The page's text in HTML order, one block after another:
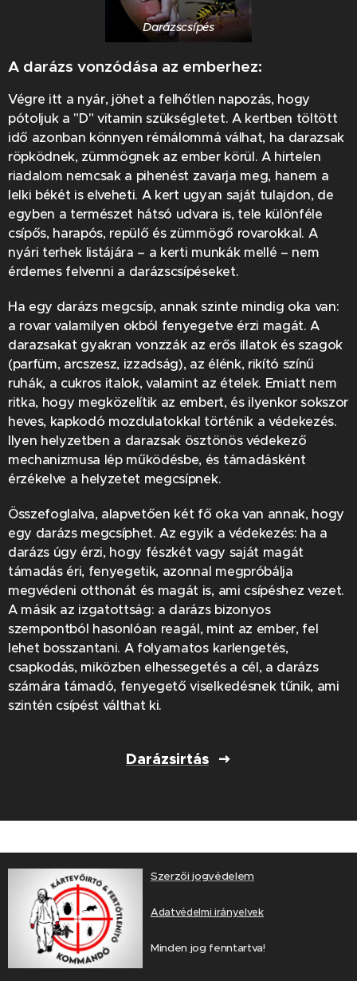
Darázscsípés
A darázs vonzódása az emberhez:
Végre itt a nyár, jöhet a felhőtlen napozás, hogy
pótoljuk a "D" vitamin szükségletet. A kertben töltött
idő azonban könnyen rémálommá válhat, ha darazsak
röpködnek, zümmögnek az ember körül. A hirtelen
riadalom nemcsak a pihenést zavarja meg, hanem a
lelki békét is elveheti. A kert ugyan saját tulajdon, de
egyben a természet hátsó udvara is, tele különféle
csípős, harapós, repülő és zümmögő rovarokkal. A
nyári terhek listájára – a kerti munkák mellé – nem
érdemes felvenni a darázscsípéseket.
Ha egy darázs megcsíp, annak szinte mindig oka van:
a rovar valamilyen okból fenyegetve érzi magát. A
darazsakat gyakran vonzzák az erős illatok és szagok
(parfüm, arcszesz, izzadság), az élénk, rikító színű
ruhák, a cukros italok, valamint az ételek. Emiatt nem
ritka, hogy megközelítik az embert, és ilyenkor sokszor
heves, kapkodó mozdulatokkal történik a védekezés.
Ilyen helyzetben a darazsak ösztönös védekező
mechanizmusa lép működésbe, és támadásként
érzékelve a helyzetet megcsípnek.
Összefoglalva, alapvetően két fő oka van annak, hogy
egy darázs megcsíphet. Az egyik a védekezés: ha a
darázs úgy érzi, hogy fészkét vagy saját magát
támadás éri, fenyegetik, azonnal megpróbálja
megvédeni otthonát és magát is, ami csípéshez vezet.
A másik az izgatottság: a darázs bizonyos
szempontból hasonlóan reagál, mint az ember, fel
lehet bosszantani. A folyamatos karlengetés,
csapkodás, miközben elhessegetés a cél, a darázs
számára támadó, fenyegető viselkedésnek tűnik, ami
szintén csípést válthat ki.
Darázsirtás
Szerzői jogvédelem
Adatvédelmi irányelvek
Minden jog fenntartva!